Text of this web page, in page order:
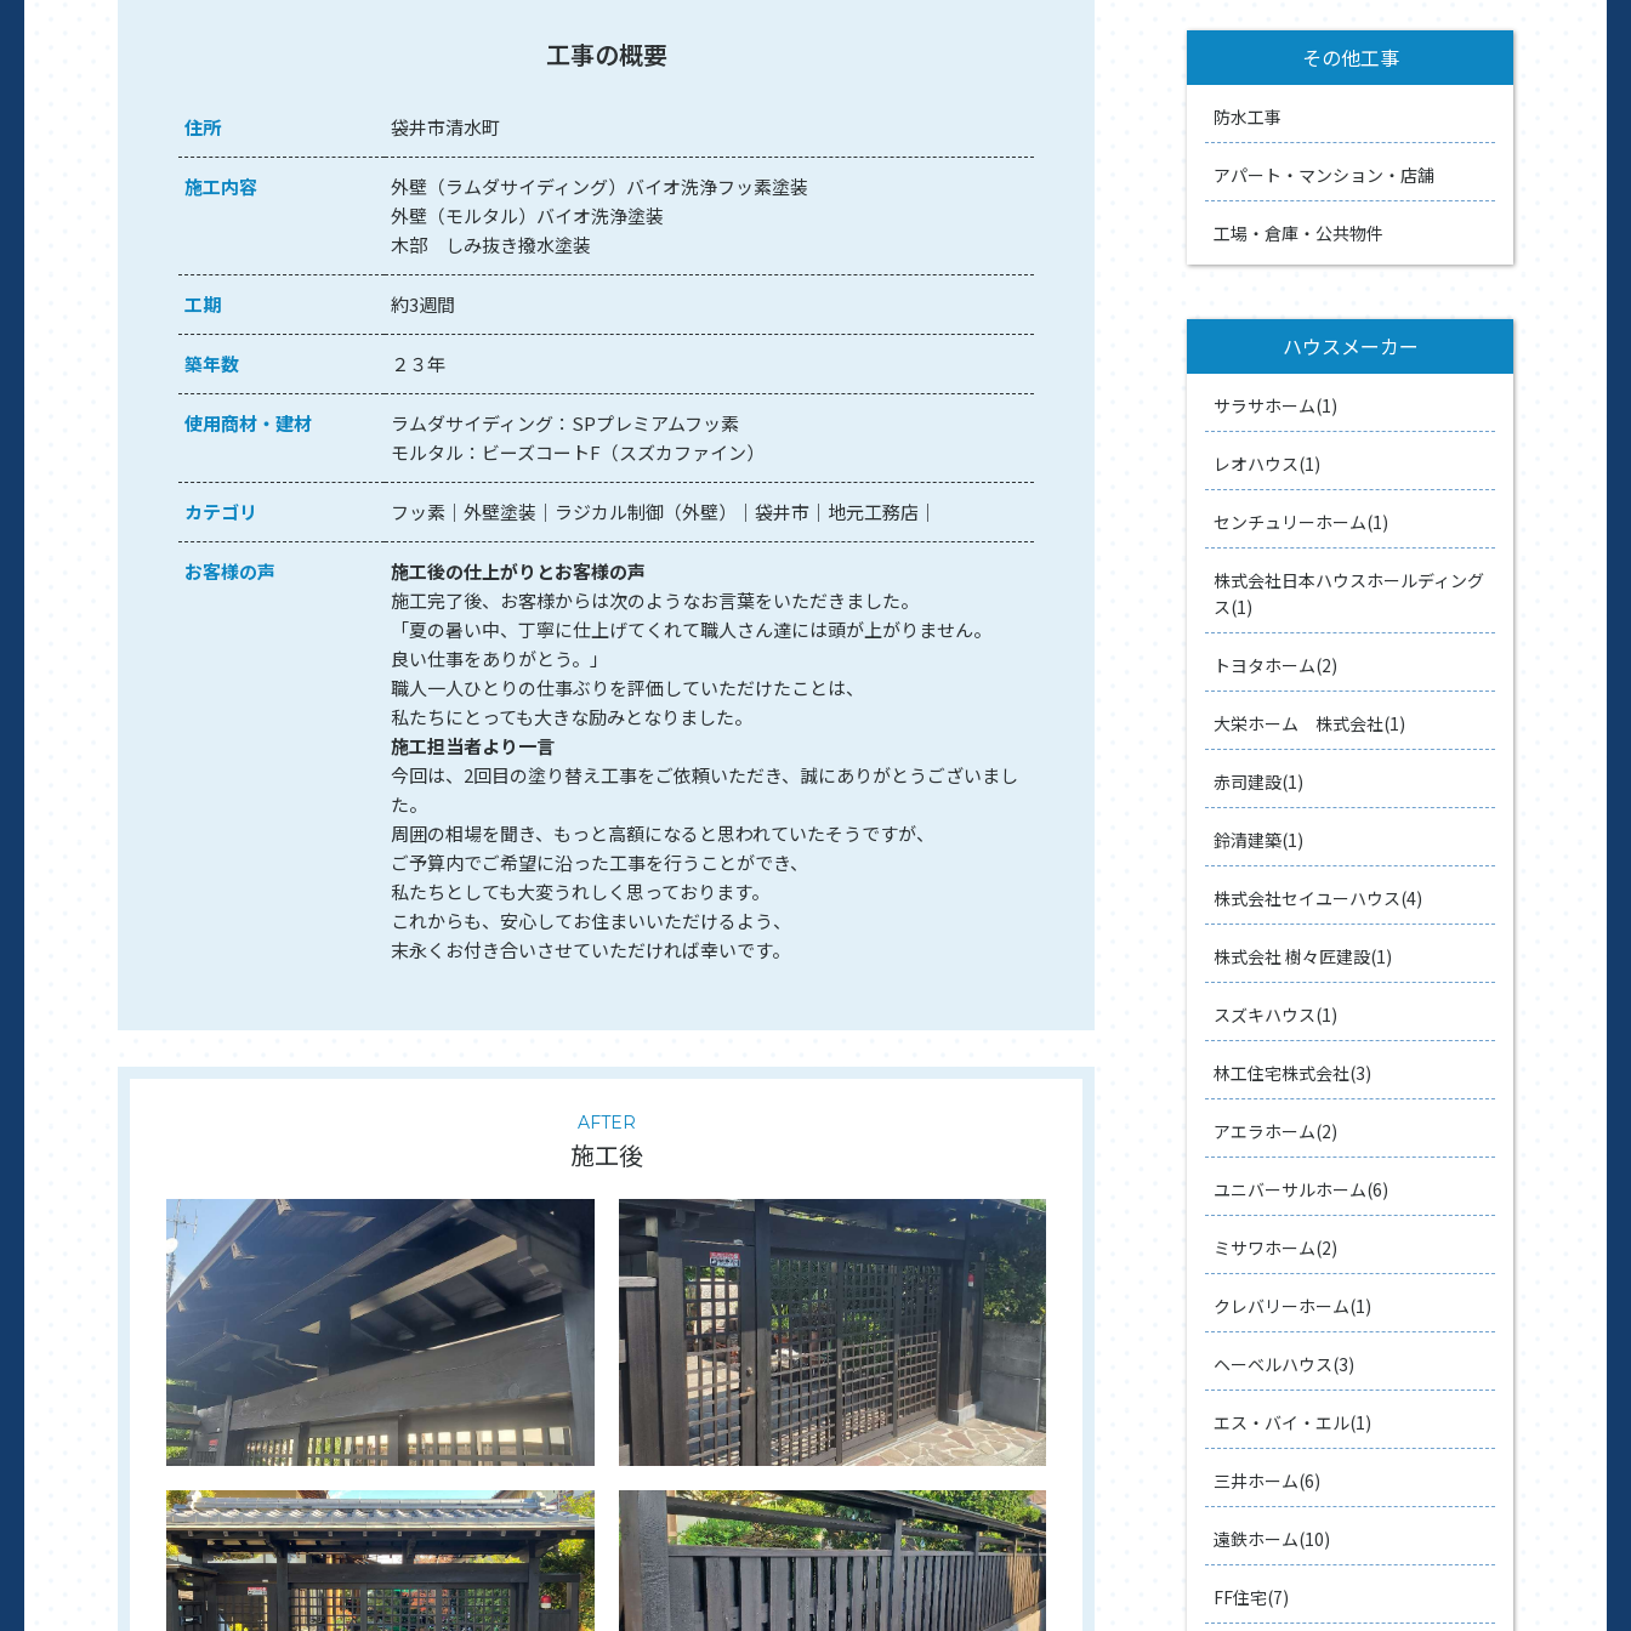
工事の概要
住所 袋井市清水町
施工内容
外壁（ラムダサイディング）バイオ洗浄フッ素塗装
外壁（モルタル）バイオ洗浄塗装
木部 しみ抜き撥水塗装
工期 約3週間
築年数 ２３年
使用商材・建材
ラムダサイディング：SPプレミアムフッ素
モルタル：ビーズコートF（スズカファイン）
カテゴリ フッ素 外壁塗装 ラジカル制御（外壁） 袋井市 地元工務店
お客様の声
施工後の仕上がりとお客様の声
施工完了後、お客様からは次のようなお言葉をいただきました。
「夏の暑い中、丁寧に仕上げてくれて職人さん達には頭が上がりません。
良い仕事をありがとう。」
職人一人ひとりの仕事ぶりを評価していただけたことは、
私たちにとっても大きな励みとなりました。
施工担当者より一言
今回は、2回目の塗り替え工事をご依頼いただき、誠にありがとうございまし
た。
周囲の相場を聞き、もっと高額になると思われていたそうですが、
ご予算内でご希望に沿った工事を行うことができ、
私たちとしても大変うれしく思っております。
これからも、安心してお住まいいただけるよう、
末永くお付き合いさせていただければ幸いです。
AFTER
施工後
その他工事
防水工事
アパート・マンション・店舗
工場・倉庫・公共物件
ハウスメーカー
サラサホーム(1)
レオハウス(1)
センチュリーホーム(1)
株式会社日本ハウスホールディング
ス(1)
トヨタホーム(2)
大栄ホーム 株式会社(1)
赤司建設(1)
鈴清建築(1)
株式会社セイユーハウス(4)
株式会社 樹々匠建設(1)
スズキハウス(1)
林工住宅株式会社(3)
アエラホーム(2)
ユニバーサルホーム(6)
ミサワホーム(2)
クレバリーホーム(1)
ヘーベルハウス(3)
エス・バイ・エル(1)
三井ホーム(6)
遠鉄ホーム(10)
FF住宅(7)